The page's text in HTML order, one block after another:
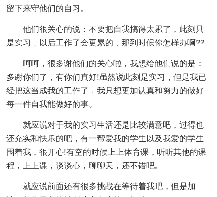
留下来守他们的自习。
他们很关心的说：不要把自我搞得太累了，此刻只
是实习，以后工作了会更累的，那到时候你怎样办啊??
呵呵，很多谢他们的关心啦，我想给他们说的是：
多谢你们了，有你们真好!虽然说此刻是实习，但是我已
经把这当成我的工作了，我只想更加认真和努力的做好
每一件自我能做好的事。
就应说对于我的实习生活还是比较满意吧，过得也
还充实和快乐的吧，有一帮爱我的学生以及我爱的学生
围着我，很开心!有空的时候上上体育课，听听其他的课
程，上上课，谈谈心，聊聊天，还不错吧。
就应说前面还有很多挑战在等待着我吧，但是加